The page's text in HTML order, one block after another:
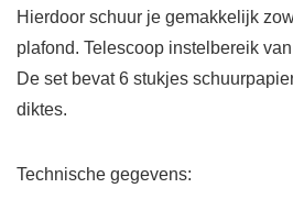
Hierdoor schuur je gemakkelijk
plafond. Telescoop instelbereik
De set bevat 6 stukjes
diktes.
Technische gegevens: